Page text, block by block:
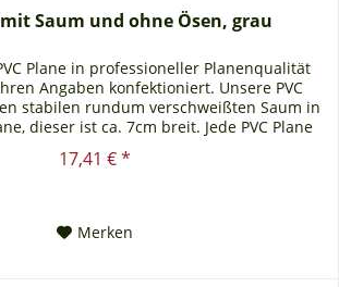
mit Saum und ohne Ösen, grau
Plane in professioneller Planenqualität
Angaben konfektioniert. Unsere PVC
stabilen rundum verschweißten Saum in
dieser ist ca. 7cm breit. Jede PVC Plane
17,41 € *
Merken